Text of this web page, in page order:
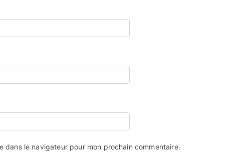
dans le navigateur pour mon prochain commentaire.